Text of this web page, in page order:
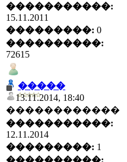
�����������:
15.11.2011
���������: 0
����������:
72615
�����
13.11.2014, 18:40
������������
�����������:
12.11.2014
���������: 1
����������: